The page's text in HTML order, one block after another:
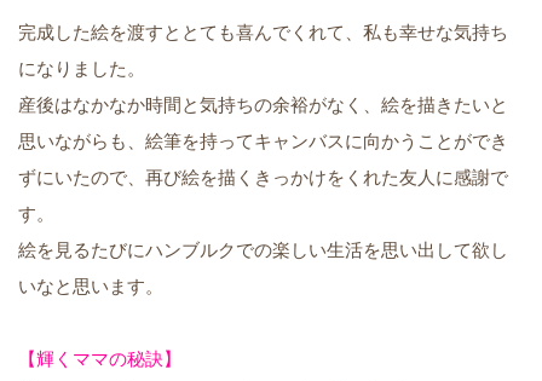
完成した絵を渡すととても喜んでくれて、私も幸せな気持ち
になりました。
産後はなかなか時間と気持ちの余裕がなく、絵を描きたいと
思いながらも、絵筆を持ってキャンバスに向かうことができ
ずにいたので、再び絵を描くきっかけをくれた友人に感謝で
す。
絵を見るたびにハンブルクでの楽しい生活を思い出して欲し
いなと思います。
【輝くママの秘訣】